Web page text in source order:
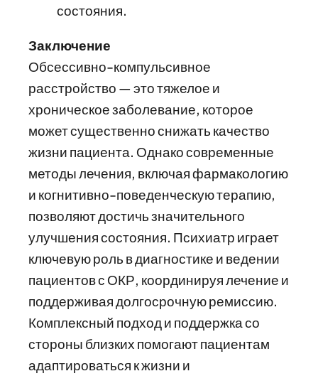
состояния.
Заключение
Обсессивно-компульсивное
расстройство — это тяжелое и
хроническое заболевание, которое
может существенно снижать качество
жизни пациента. Однако современные
методы лечения, включая фармакологию
и когнитивно-поведенческую терапию,
позволяют достичь значительного
улучшения состояния. Психиатр играет
ключевую роль в диагностике и ведении
пациентов с ОКР, координируя лечение и
поддерживая долгосрочную ремиссию.
Комплексный подход и поддержка со
стороны близких помогают пациентам
адаптироваться к жизни и